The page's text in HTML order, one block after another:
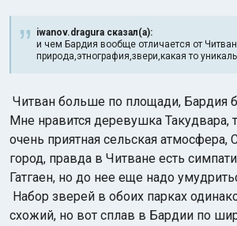
iwanov.dragura сказал(а):
и чем Бардия вообще отличается от
природа,этнография,звери,какая то
Читван больше по площади, Бардия
Мне нравится деревушка Такудвара,
очень приятная сельская атмосфера,
город, правда в Читване есть
Гатгаен, но до нее еще надо
Набор зверей в обоих парках
схожий, но вот сплав в Бардии по